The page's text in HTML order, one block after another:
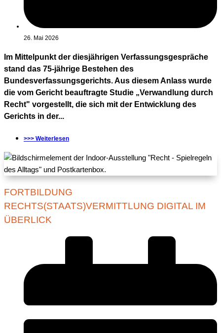
26. Mai 2026
Im Mittelpunkt der diesjährigen Verfassungsgespräche
stand das 75-jährige Bestehen des
Bundesverfassungsgerichts. Aus diesem Anlass wurde
die vom Gericht beauftragte Studie „Verwandlung durch
Recht" vorgestellt, die sich mit der Entwicklung des
Gerichts in der...
>>> Weiterlesen
FORTBILDUNG
RECHTS(STAATS)VERMITTLUNG DIGITAL IM
ÜBERLICK